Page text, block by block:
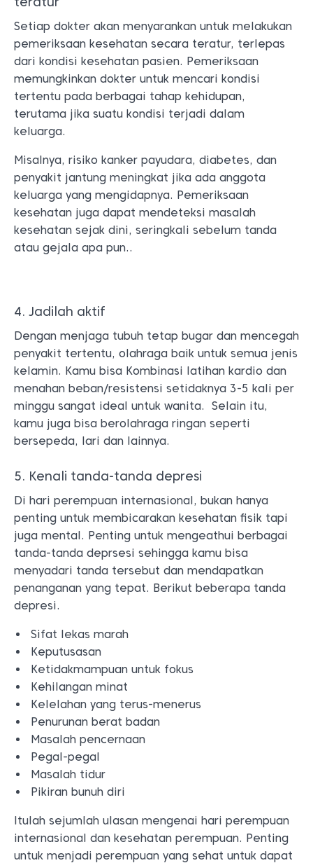
Setiap dokter akan menyarankan untuk melakukan
pemeriksaan kesehatan secara teratur, terlepas
dari kondisi kesehatan pasien. Pemeriksaan
memungkinkan dokter untuk mencari kondisi
tertentu pada berbagai tahap kehidupan,
terutama jika suatu kondisi terjadi dalam
keluarga.
Misalnya, risiko kanker payudara, diabetes, dan
penyakit jantung meningkat jika ada anggota
keluarga yang mengidapnya. Pemeriksaan
kesehatan juga dapat mendeteksi masalah
kesehatan sejak dini, seringkali sebelum tanda
atau gejala apa pun..
4. Jadilah aktif
Dengan menjaga tubuh tetap bugar dan mencegah
penyakit tertentu, olahraga baik untuk semua jenis
kelamin. Kamu bisa Kombinasi latihan kardio dan
menahan beban/resistensi setidaknya 3-5 kali per
minggu sangat ideal untuk wanita. Selain itu,
kamu juga bisa berolahraga ringan seperti
bersepeda, lari dan lainnya.
5. Kenali tanda-tanda depresi
Di hari perempuan internasional, bukan hanya
penting untuk membicarakan kesehatan fisik tapi
juga mental. Penting untuk mengeathui berbagai
tanda-tanda deprsesi sehingga kamu bisa
menyadari tanda tersebut dan mendapatkan
penanganan yang tepat. Berikut beberapa tanda
depresi.
Sifat lekas marah
Keputusasan
Ketidakmampuan untuk fokus
Kehilangan minat
Kelelahan yang terus-menerus
Penurunan berat badan
Masalah pencernaan
Pegal-pegal
Masalah tidur
Pikiran bunuh diri
Itulah sejumlah ulasan mengenai hari perempuan
internasional dan kesehatan perempuan. Penting
untuk menjadi perempuan yang sehat untuk dapat